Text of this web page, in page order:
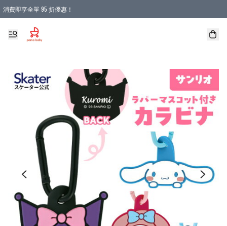
消費即享全單 95 折優惠！
購物滿 HKD 900.00即享免運費優惠！（適用於 本地送貨、本地取貨 )